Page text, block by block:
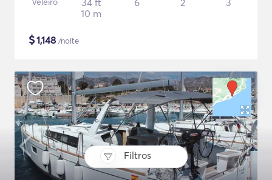
Filtros
34 ft
10 m
6 2 3
$1,148 /noite